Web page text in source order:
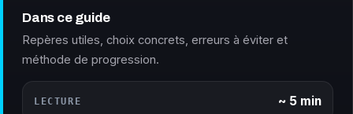
Dans ce guide
Repères utiles, choix concrets, erreurs à éviter et
méthode de progression.
LECTURE ~ 5 min